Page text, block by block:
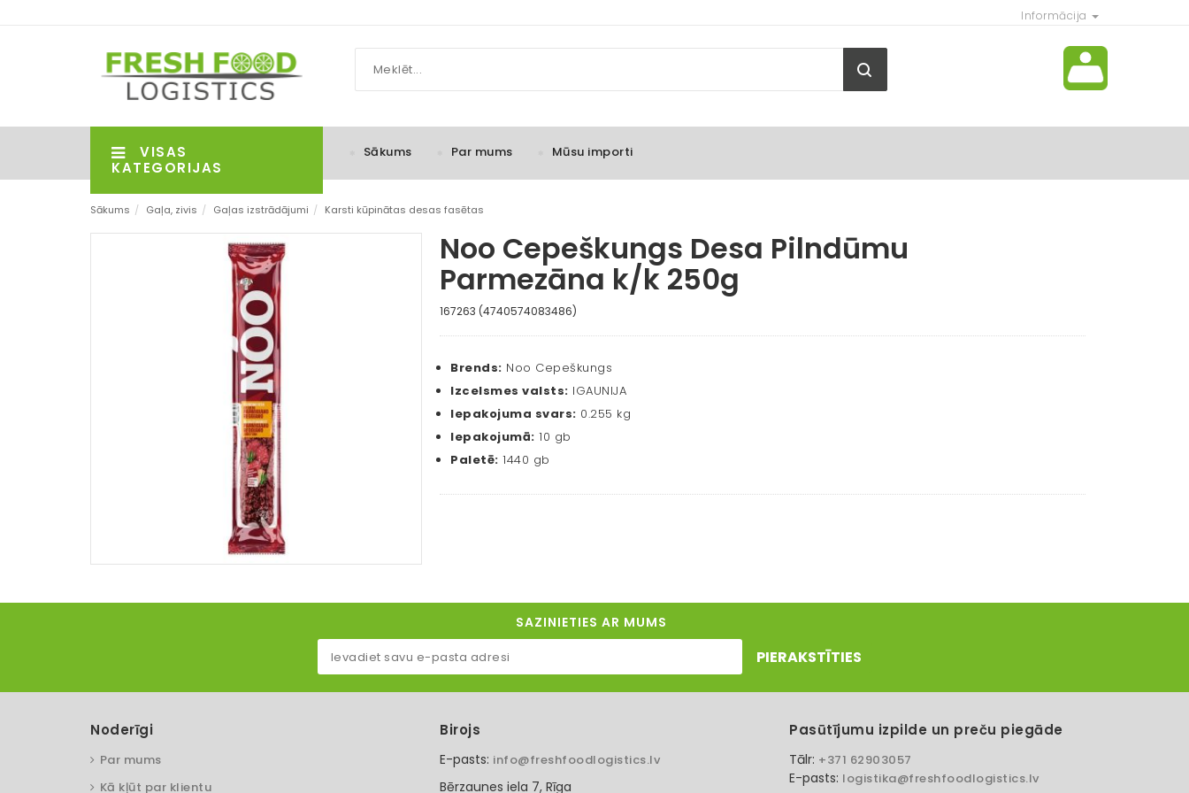
Informācija
VISAS
KATEGORIJAS
Sākums Par mums Mūsu importi
Sākums / Gaļa, zivis / Gaļas izstrādājumi / Karsti kūpinātas desas fasētas
Noo Cepeškungs Desa Pilndūmu
Parmezāna k/k 250g
167263 (4740574083486)
Brends: Noo Cepeškungs
Izcelsmes valsts: IGAUNIJA
Iepakojuma svars: 0.255 kg
Iepakojumā: 10 gb
Paletē: 1440 gb
SAZINIETIES AR MUMS
PIERAKSTĪTIES
Noderīgi
Par mums
Kā kļūt par klientu
Birojs
E-pasts: info@freshfoodlogistics.lv
Bērzaunes iela 7, Rīga
Pasūtījumu izpilde un preču piegāde
Tālr: +371 62903057
E-pasts: logistika@freshfoodlogistics.lv